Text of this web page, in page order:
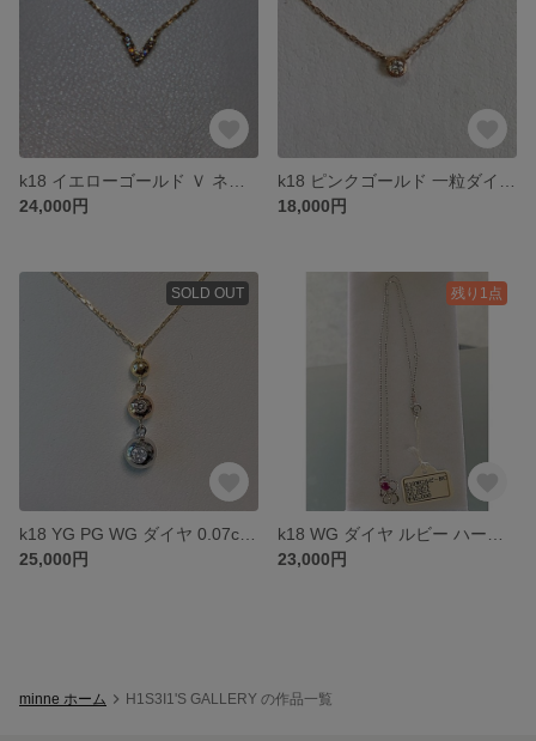
24,000円
18,000円
SOLD OUT
25,000円
残り1点
23,000円
minne ホーム H1S3I1'S GALLERY の作品一覧